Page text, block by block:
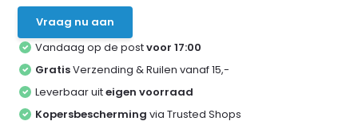
Vraag nu aan
Vandaag op de postvoor 17:00
GratisVerzending & Ruilen vanaf 15,-
Leverbaar uiteigen voorraad
Kopersbescherming via Trusted Shops